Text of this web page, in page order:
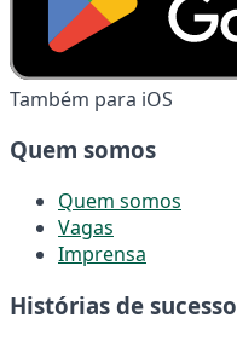
Também para iOS
Quem somos
Quem somos
Vagas
Imprensa
Histórias de sucesso